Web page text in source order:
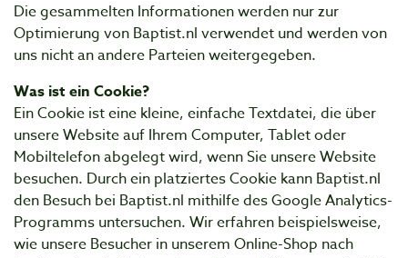
Die gesammelten Informationen werden nur zur
Optimierung von Baptist.nl verwendet und werden von
uns nicht an andere Parteien weitergegeben.
Was ist ein Cookie?
Ein Cookie ist eine kleine, einfache Textdatei, die über
unsere Website auf Ihrem Computer, Tablet oder
Mobiltelefon abgelegt wird, wenn Sie unsere Website
besuchen. Durch ein platziertes Cookie kann Baptist.nl
den Besuch bei Baptist.nl mithilfe des Google Analytics-
Programms untersuchen. Wir erfahren beispielsweise,
wie unsere Besucher in unserem Online-Shop nach